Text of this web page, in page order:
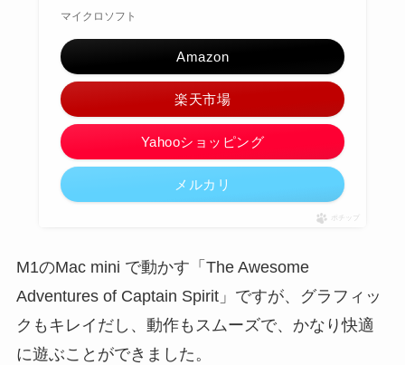
マイクロソフト
Amazon
楽天市場
Yahooショッピング
メルカリ
ポチップ
M1のMac mini で動かす「The Awesome
Adventures of Captain Spirit」ですが、グラフィッ
クもキレイだし、動作もスムーズで、かなり快適
に遊ぶことができました。